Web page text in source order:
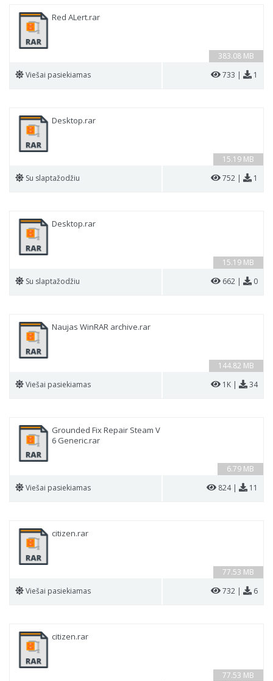
383.08 MB
Red ALert.rar
Viešai pasiekiamas 733 | 1
15.19 MB
Desktop.rar
Su slaptažodžiu 752 | 1
15.19 MB
Desktop.rar
Su slaptažodžiu 662 | 0
144.82 MB
Naujas WinRAR archive.rar
Viešai pasiekiamas 1K | 34
6.79 MB
Grounded Fix Repair Steam V
6 Generic.rar
Viešai pasiekiamas 824 | 11
77.53 MB
citizen.rar
Viešai pasiekiamas 732 | 6
77.53 MB
citizen.rar